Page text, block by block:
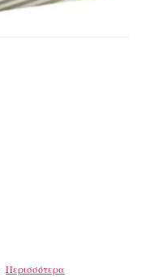
Περισσότερα